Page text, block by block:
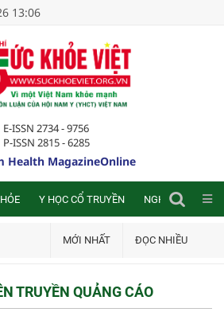
13:06
E-ISSN 2734 - 9756
P-ISSN 2815 - 6285
Health MagazineOnline
Y HỌC CỔ TRUYỀN NGHIÊN CỨU
MỚI NHẤT ĐỌC NHIỀU
TRUYỀN QUẢNG CÁO